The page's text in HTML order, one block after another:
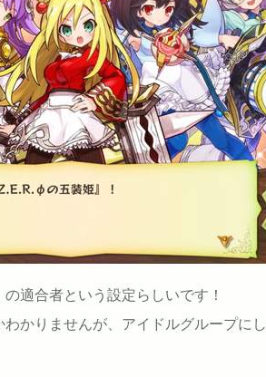
適合者という設定らしいです！
かりませんが、アイドルグループに